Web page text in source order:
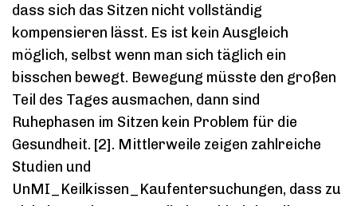
dass sich das Sitzen nicht vollständig
kompensieren lässt. Es ist kein Ausgleich
möglich, selbst wenn man sich täglich ein
bisschen bewegt. Bewegung müsste den großen
Teil des Tages ausmachen, dann sind
Ruhephasen im Sitzen kein Problem für die
Gesundheit. [2]. Mittlerweile zeigen zahlreiche
Studien und
UnMI_Keilkissen_Kaufentersuchungen, dass zu